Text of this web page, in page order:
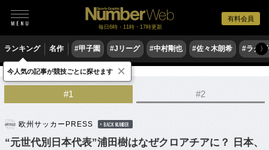
有料会員
毎日6時・11時・17時更新
ランキング 名作 #甲子園 #Jリーグ #中村剛也 #佐々木朗希 #ラグ〉
サッカー 海外サッカー
#1 #2
欧州サッカーPRESS BACK NUMBER
“元世代別日本代表”浦田樹はなぜクロアチアに？ 日本、
今人気の記事が競技ごとに探せます ×